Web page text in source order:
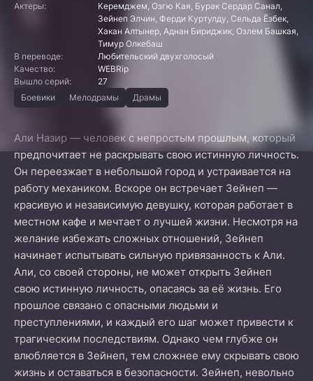
Актеры:
Керемджем, Озгю Кая, Бурак Сердар Санал,
Зейнеп Элчин, Ферди Куртулду, Сельда Ёзбек,
Хакан Алтынер, Аднан Бириджик, Озлем Башкая,
Тимур Олкебаш
В переводе:
Любительский двухголосый
Качество:
WEBRip
Вышло серий:
27
Боевики
Мелодрамы Драмы
Али Назир — человек с непростым прошлым, который
предпочитает не раскрывать свою истинную личность.
Он переезжает в небольшой город и устраивается на
работу механиком. Вскоре он встречает Зейнеп —
красивую и независимую девушку, которая работает в
местном кафе и мечтает о лучшей жизни. Несмотря на
желание избежать сложных отношений, Зейнеп
начинает испытывать сильную привязанность к Али.
Али, со своей стороны, не может открыть Зейнеп
свою истинную личность, опасаясь за её жизнь. Его
прошлое связано с опасными людьми и
преступлениями, и каждый его шаг может привести к
трагическим последствиям. Однако чем глубже он
влюбляется в Зейнеп, тем сложнее ему скрывать свою
жизнь и оставаться в безопасности. Зейнеп, невольно